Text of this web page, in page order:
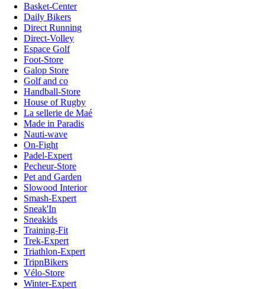
Basket-Center
Daily Bikers
Direct Running
Direct-Volley
Espace Golf
Foot-Store
Galop Store
Golf and co
Handball-Store
House of Rugby
La sellerie de Maé
Made in Paradis
Nauti-wave
On-Fight
Padel-Expert
Pecheur-Store
Pet and Garden
Slowood Interior
Smash-Expert
Sneak'In
Sneakids
Training-Fit
Trek-Expert
Triathlon-Expert
TripnBikers
Vélo-Store
Winter-Expert